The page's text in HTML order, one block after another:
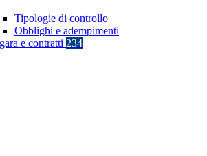
Tipologie di controllo
Obblighi e adempimenti
e contratti 234